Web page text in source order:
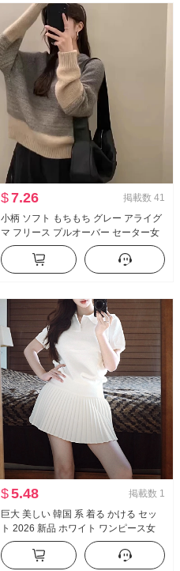
$7.26 掲載数 41
小柄 ソフト もちもち グレー アライグ
マ フリース プルオーバー セーター女
冬 ルーズ ルーズフィット 巨大 美しい
万能 ニット トップス
$5.48 掲載数 1
巨大 美しい 韓国 系 着る かける セッ
ト 2026 新品 ホワイト ワンピース女
夏 プリーツ ハーフ ミニスカート セッ
トアップ